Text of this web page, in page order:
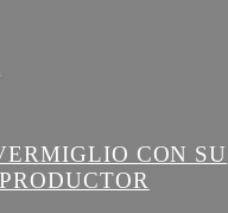
CON SU